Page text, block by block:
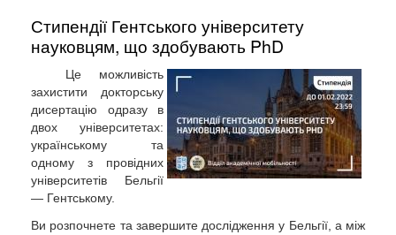
Стипендії Гентського університету
науковцям, що здобувають PhD
Це можливість
захистити докторську
дисертацію одразу в
двох університетах:
українському та
одному з провідних
університетів Бельгії
— Гентському.
Ви розпочнете та завершите дослідження у Бельгії, а між